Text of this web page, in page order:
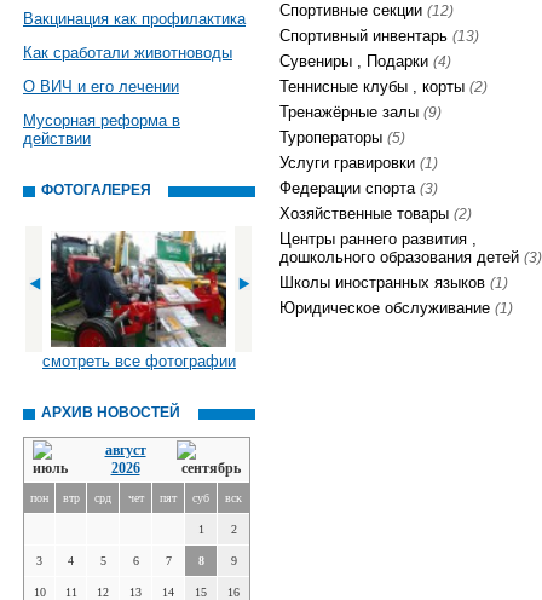
Вакцинация как профилактика
Как сработали животноводы
О ВИЧ и его лечении
Мусорная реформа в
действии
ФОТОГАЛЕРЕЯ
смотреть все фотографии
АРХИВ НОВОСТЕЙ
август
2026
пон втр срд чет пят суб вск
1 2
3 4 5 6 7 8 9
10 11 12 13 14 15 16
Спортивные секции (12)
Спортивный инвентарь (13)
Сувениры , Подарки (4)
Теннисные клубы , корты (2)
Тренажёрные залы (9)
Туроператоры (5)
Услуги гравировки (1)
Федерации спорта (3)
Хозяйственные товары (2)
Центры раннего развития ,
дошкольного образования детей (3)
Школы иностранных языков (1)
Юридическое обслуживание (1)